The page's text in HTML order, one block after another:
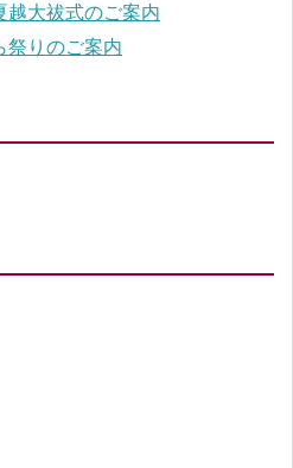
大祓式のご案内
りのご案内